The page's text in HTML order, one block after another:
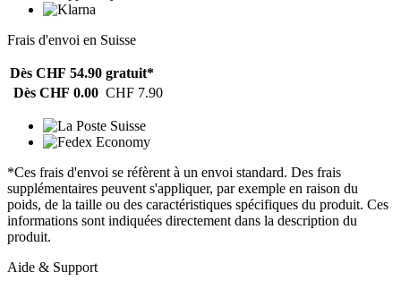
Frais d'envoi en Suisse
Dès CHF 54.90 gratuit*
Dès CHF 0.00 CHF 7.90
*Ces frais d'envoi se réfèrent à un envoi standard. Des frais
supplémentaires peuvent s'appliquer, par exemple en raison du
poids, de la taille ou des caractéristiques spécifiques du produit. Ces
informations sont indiquées directement dans la description du
produit.
Aide & Support